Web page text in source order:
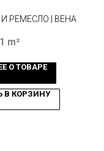
РЕМЕСЛО | ВЕНА
1 m²
О ТОВАРЕ
В КОРЗИНУ